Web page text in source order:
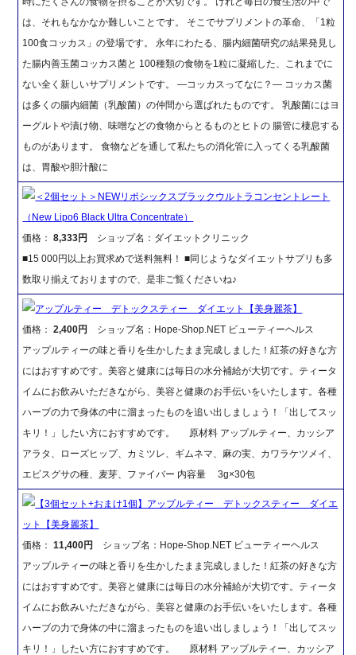
は、それもなかなか難しいことです。 そこでサプリメントの革命、「1粒
100食コッカス」の登場です。 永年にわたる、腸内細菌研究の結果発見し
た腸内善玉菌コッカス菌と 100種類の食物を1粒に凝縮した、これまでに
ない全く新しいサプリメントです。 ―コッカスってなに？― コッカス菌
は多くの腸内細菌（乳酸菌）の仲間から選ばれたものです。 乳酸菌にはヨ
ーグルトや漬け物、味噌などの食物からとるものとヒトの 腸管に棲息する
ものがあります。 食物などを通して私たちの消化管に入ってくる乳酸菌
は、胃酸や胆汁酸に
＜2個セット＞NEWリポシックスブラックウルトラコンセントレート
（New Lipo6 Black Ultra Concentrate）
価格：8,333円
ショップ名：ダイエットクリニック
■15 000円以上お買求めで送料無料！ ■同じようなダイエットサプリも多
数取り揃えておりますので、是非ご覧くださいね♪
アップルティー デトックスティー ダイエット【美身麗茶】
価格：2,400円
ショップ名：Hope-Shop.NET ビューティーヘルス
アップルティーの味と香りを生かしたまま完成しました！紅茶の好きな方
にはおすすめです。美容と健康には毎日の水分補給が大切です。ティータ
イムにお飲みいただきながら、美容と健康のお手伝いをいたします。各種
ハーブの力で身体の中に溜まったものを追い出しましょう！「出してスッ
キリ！」したい方におすすめです。 原材料 アップルティー、カッシア
アラタ、ローズヒップ、カミツレ、ギムネマ、麻の実、カワラケツメイ、
エビスグサの種、麦芽、ファイバー 内容量 3g×30包
【3個セット+おまけ1個】アップルティー デトックスティー ダイエ
ット【美身麗茶】
価格：11,400円
ショップ名：Hope-Shop.NET ビューティーヘルス
アップルティーの味と香りを生かしたまま完成しました！紅茶の好きな方
にはおすすめです。美容と健康には毎日の水分補給が大切です。ティータ
イムにお飲みいただきながら、美容と健康のお手伝いをいたします。各種
ハーブの力で身体の中に溜まったものを追い出しましょう！「出してスッ
キリ！」したい方におすすめです。 原材料 アップルティー、カッシア